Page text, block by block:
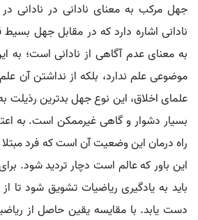
جهل مرکب به معنای نادانی در نادانی
نادانی اشاره دارد که در مقابل جهل
به معنای عدم آگاهی از نادانی است؛ به
موضوعی علم ندارد، بلکه از نداشتن آن
علمای اخلاق، این نوع جهل بدترین رذیلت
بسیار دشوار و گاهی غیرممکن است. به
راه درمان این وضعیت آن است که فرد
این باور که عالم است دچار تردید شود.
باید به یادگیری ریاضیات تشویق شود تا
دست یابد. با مقایسه یقین حاصل از